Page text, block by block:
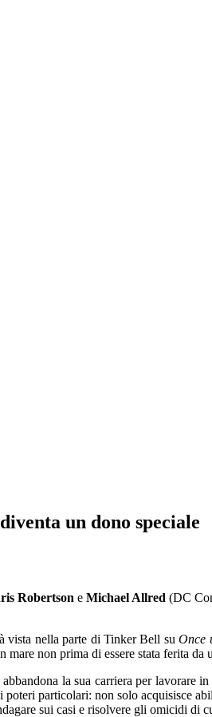
un dono speciale
Robertson eMichael Allred (DC
vista nella parte di Tinker Bell suOnce
non prima di essere stata ferita
la sua carriera per
poteri particolari: non solo acquisisce
sui casi e risolvere gli omicidi di